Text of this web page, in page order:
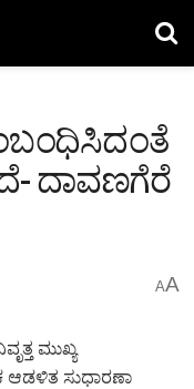
ದಾವಣಗೆರೆ
AA
ಮುಖ್ಯ
ಆಡಳಿತ ಸುಧಾರಣಾ